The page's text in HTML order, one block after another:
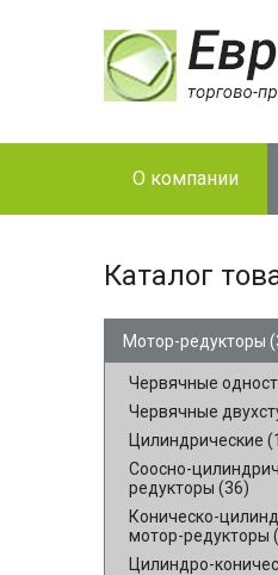
О компании
Каталог
Мотор-редукторы
Червячные
Червячные
Цилиндрические
Соосно-
редукторы (36)
Коническо-
мотор-редукторы
Цилиндро-